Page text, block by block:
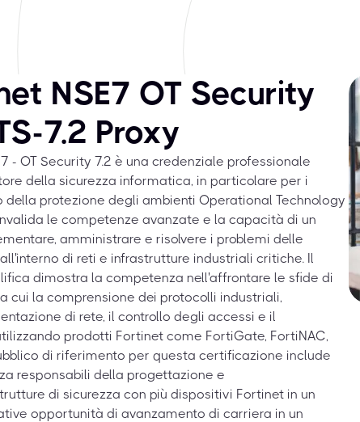
NSE7 OT Security
7.2 Proxy
- OT Security 7.2 è una credenziale professionale
della sicurezza informatica, in particolare per i
protezione degli ambienti Operational Technology
le competenze avanzate e la capacità di un
amministrare e risolvere i problemi delle
di reti e infrastrutture industriali critiche. Il
dimostra la competenza nell'affrontare le sfide di
cui la comprensione dei protocolli industriali,
di rete, il controllo degli accessi e il
prodotti Fortinet come FortiGate, FortiNAC,
di riferimento per questa certificazione include
responsabili della progettazione e
di sicurezza con più dispositivi Fortinet in un
opportunità di avanzamento di carriera in un